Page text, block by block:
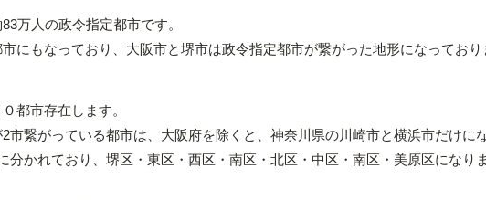
万人の政令指定都市です。
にもなっており、大阪市と堺市は政令指定都市が繋がった地形になっており
都市存在します。
市繋がっている都市は、大阪府を除くと、神奈川県の川崎市と横浜市だけに
分かれており、堺区・東区・西区・南区・北区・中区・南区・美原区になり